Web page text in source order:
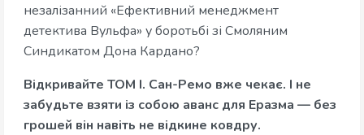
незалізанний «Ефективний менеджмент
детектива Вульфа» у боротьбі зі Смоляним
Синдикатом Дона Кардано?
Відкривайте ТОМ І. Сан-Ремо вже чекає. І не
забудьте взяти із собою аванс для Еразма — без
грошей він навіть не відкине ковдру.